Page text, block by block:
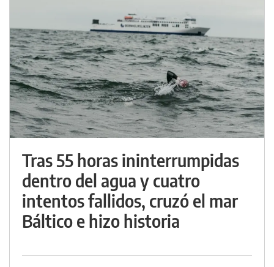
Tras 55 horas ininterrumpidas
dentro del agua y cuatro
intentos fallidos, cruzó el mar
Báltico e hizo historia